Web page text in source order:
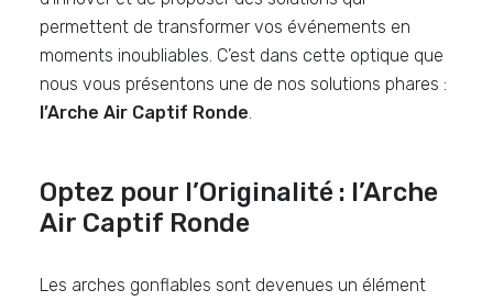
permettent de transformer vos événements en
moments inoubliables. C’est dans cette optique que
nous vous présentons une de nos solutions phares :
l’Arche Air Captif Ronde
Optez pour l’Originalité : l’Arche
Air Captif Ronde
Les arches gonflables sont devenues un élément